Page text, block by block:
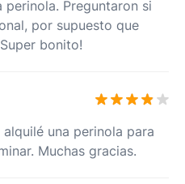
Preguntaron si
por supuesto que
bonito!
una perinola para
Muchas gracias.